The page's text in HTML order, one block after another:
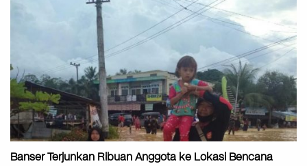
Banser Terjunkan Ribuan Anggota ke Lokasi Bencana